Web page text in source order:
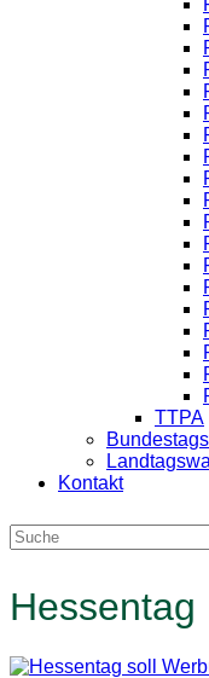
TTPA
Kontakt
Hessentag